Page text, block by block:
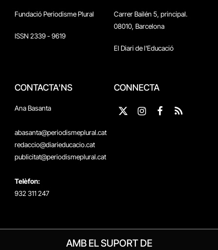
Fundació Periodisme Plural
ISSN 2339 - 9619
Carrer Bailén 5, principal.
08010, Barcelona
El Diari de l'Educació
CONTACTA'NS
Ana Basanta
abasanta@periodismeplural.cat
redaccio@diarieducacio.cat
publicitat@periodismeplural.cat
Telèfon:
932 311 247
CONNECTA
X
Instagram
Facebook
RSS
AMB EL SUPORT DE